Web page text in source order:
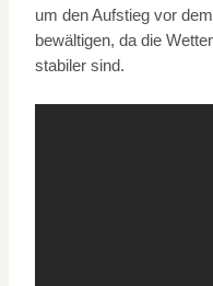
um den Aufstieg vor
bewältigen, da die
stabiler sind.